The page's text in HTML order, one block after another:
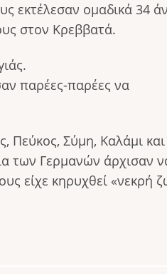
εκτέλεσαν ομαδικά 34
στον Κρεββατά.
παρέες-παρέες να
Πεύκος, Σύμη, Καλάμι και
των Γερμανών άρχισαν
είχε κηρυχθεί «νεκρή